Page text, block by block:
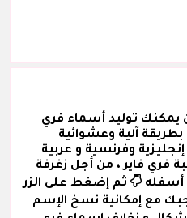
يمكنك توليد أسماء فري
آلية وعشوائية
وفرنسية و عربية
فري فاير ، من أجل زغرفة
أسفله
ثم إضغط على الزر
مع إمكانية نسخ الإسم